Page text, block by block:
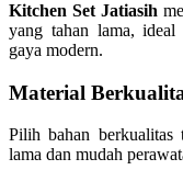
Kitchen Set Jatiasih
yang tahan lama, ideal
gaya modern.
Material
Pilih bahan
lama dan mudah